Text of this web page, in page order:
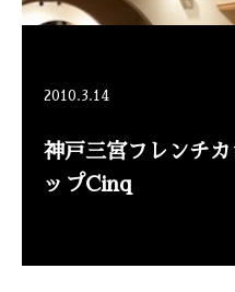
2010.3.14
神戸三宮フレンチ
ップCinq